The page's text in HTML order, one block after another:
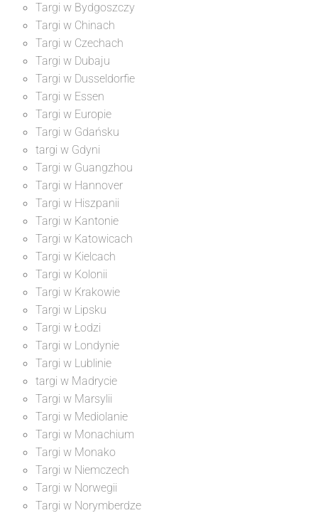
Targi w Bydgoszczy
Targi w Chinach
Targi w Czechach
Targi w Dubaju
Targi w Dusseldorfie
Targi w Essen
Targi w Europie
Targi w Gdańsku
targi w Gdyni
Targi w Guangzhou
Targi w Hannover
Targi w Hiszpanii
Targi w Kantonie
Targi w Katowicach
Targi w Kielcach
Targi w Kolonii
Targi w Krakowie
Targi w Lipsku
Targi w Łodzi
Targi w Londynie
Targi w Lublinie
targi w Madrycie
Targi w Marsylii
Targi w Mediolanie
Targi w Monachium
Targi w Monako
Targi w Niemczech
Targi w Norwegii
Targi w Norymberdze